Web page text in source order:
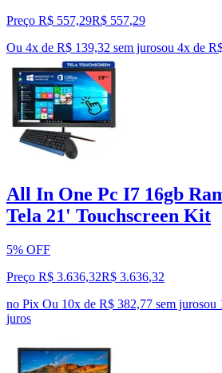
Preço R$ 557,29R$ 557,29
Ou 4x de R$ 139,32 sem jurosou 4x de
All In One Pc I7 16gb
Tela 21' Touchscreen Kit
5% OFF
Preço R$ 3.636,32R$ 3.636,32
no Pix Ou 10x de R$ 382,77 sem jurosou
juros